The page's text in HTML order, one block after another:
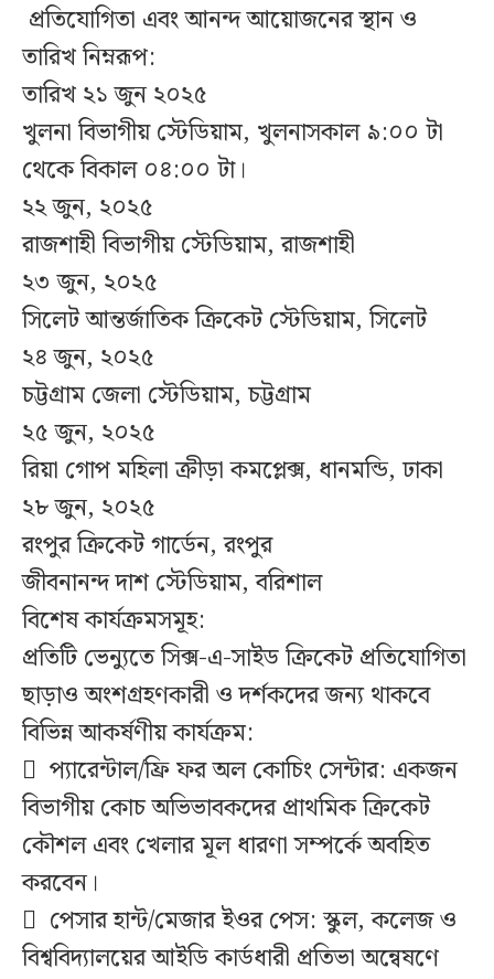
প্রতিযোগিতা এবং আনন্দ আয়োজনের স্থান ও
তারিখ নিম্নরূপ:
তারিখ ২১ জুন ২০২৫
খুলনা বিভাগীয় স্টেডিয়াম, খুলনাসকাল ৯:০০ টা
থেকে বিকাল ০৪:০০ টা।
২২ জুন, ২০২৫
রাজশাহী বিভাগীয় স্টেডিয়াম, রাজশাহী
২৩ জুন, ২০২৫
সিলেট আন্তর্জাতিক ক্রিকেট স্টেডিয়াম, সিলেট
২৪ জুন, ২০২৫
চট্টগ্রাম জেলা স্টেডিয়াম, চট্টগ্রাম
২৫ জুন, ২০২৫
রিয়া গোপ মহিলা ক্রীড়া কমপ্লেক্স, ধানমন্ডি, ঢাকা
২৮ জুন, ২০২৫
রংপুর ক্রিকেট গার্ডেন, রংপুর
জীবনানন্দ দাশ স্টেডিয়াম, বরিশাল
বিশেষ কার্যক্রমসমূহ:
প্রতিটি ভেন্যুতে সিক্স-এ-সাইড ক্রিকেট প্রতিযোগিতা
ছাড়াও অংশগ্রহণকারী ও দর্শকদের জন্য থাকবে
বিভিন্ন আকর্ষণীয় কার্যক্রম:
 প্যারেন্টাল/ফ্রি ফর অল কোচিং সেন্টার: একজন
বিভাগীয় কোচ অভিভাবকদের প্রাথমিক ক্রিকেট
কৌশল এবং খেলার মূল ধারণা সম্পর্কে অবহিত
করবেন।
 পেসার হান্ট/মেজার ইওর পেস: স্কুল, কলেজ ও
বিশ্ববিদ্যালয়ের আইডি কার্ডধারী প্রতিভা অন্বেষণে